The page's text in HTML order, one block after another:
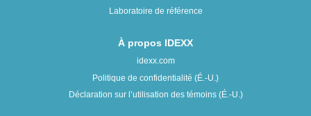
Laboratoire de référence
À propos IDEXX
idexx.com
Politique de confidentialité (É.-U.)
Déclaration sur l’utilisation des témoins (É.-U.)